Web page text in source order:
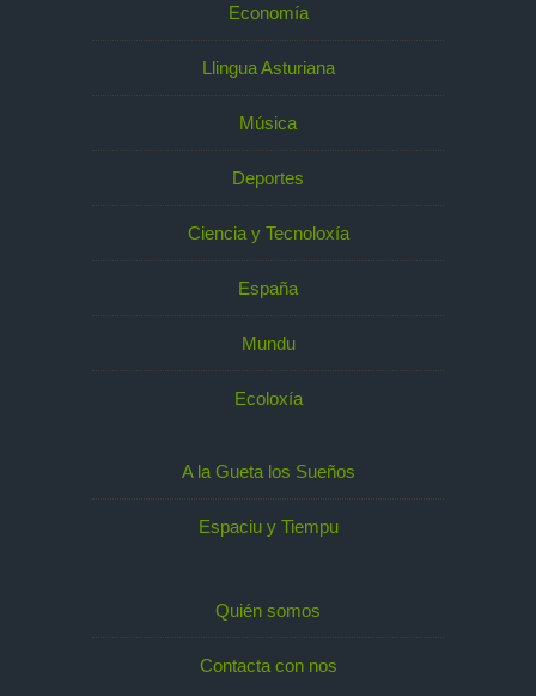
Economía
Llingua Asturiana
Música
Deportes
Ciencia y Tecnoloxía
España
Mundu
Ecoloxía
A la Gueta los Sueños
Espaciu y Tiempu
Quién somos
Contacta con nos